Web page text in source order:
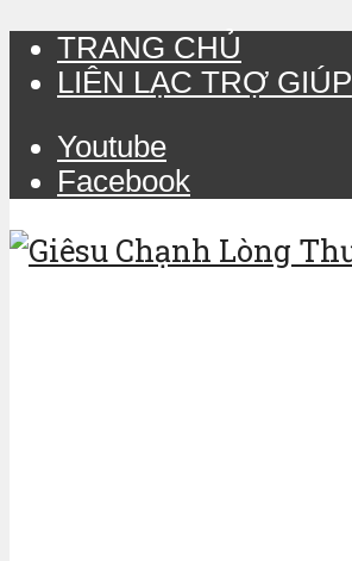
TRANG CHỦ
LIÊN LẠC TRỢ GIÚP
Youtube
Facebook